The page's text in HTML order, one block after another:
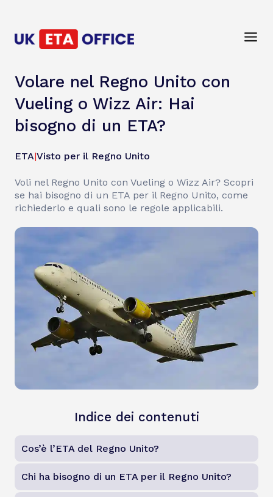
Volare nel Regno Unito con
Vueling o Wizz Air: Hai
bisogno di un ETA?
ETA|Visto per il Regno Unito
Voli nel Regno Unito con Vueling o Wizz Air? Scopri
se hai bisogno di un ETA per il Regno Unito, come
richiederlo e quali sono le regole applicabili.
Indice dei contenuti
Cos’è l’ETA del Regno Unito?
Chi ha bisogno di un ETA per il Regno Unito?